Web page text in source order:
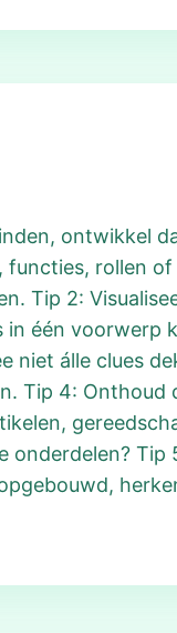
ontwikkel
rollen
Tip 2:
in één
niet álle clues
Tip 4: